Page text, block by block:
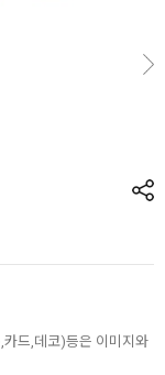
카드,데코)등은 이미지와